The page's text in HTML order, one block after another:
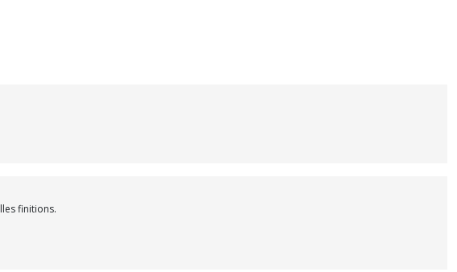
finitions.